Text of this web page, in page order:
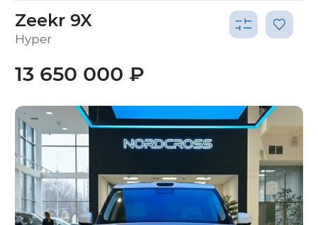
Zeekr 9X
Hyper
13 650 000 ₽